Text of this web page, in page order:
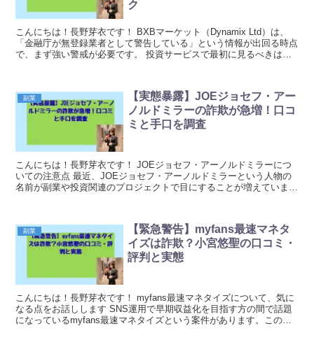
ク
こんにちは！長野芽衣です！ BXBマーケット（Dynamix Ltd）は、
「金融庁が無登録業者として警告している」という情報が出回る時点
で、まず強い警戒が必要です。 投資サービスで最初に見るべきは、
副業
【実態暴露】JOEジョセフ・アー
ノルドミラーの詐欺が急増！口コ
ミと手口を調査
こんにちは！長野芽衣です！ JOEジョセフ・アーノルドミラーにつ
いての注意点 最近、JOEジョセフ・アーノルドミラーという人物の
名前が副業や投資関連のプロジェクトで目にすることが増えていま
副業
【緊急警告】myfans最速マネタ
イズは詐欺？小宮悠聖の口コミ・
評判と実態
こんにちは！長野芽衣です！ myfans最速マネタイズについて、気に
なる点をお話しします SNS運用で早期収益化を目指す方の間で話題
になっているmyfans最速マネタイズという案件があります。このサ